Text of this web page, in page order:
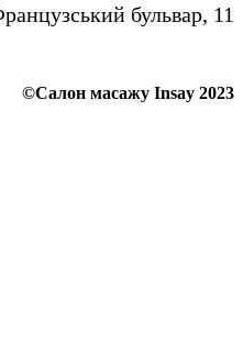
бульвар, 11
©Салон масажу Insay 2023